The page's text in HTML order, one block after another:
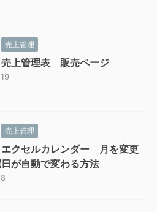
売上管理
上管理表 販売ページ
売上管理
クセルカレンダー 月を変更
が自動で変わる方法